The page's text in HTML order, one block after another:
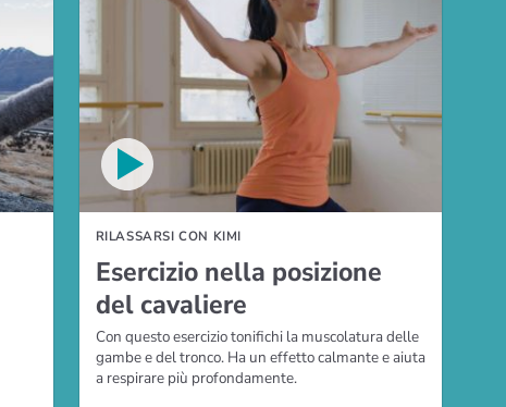
RILASSARSI CON KIMI
Esercizio nella posizione
del cavaliere
Con questo esercizio tonifichi la muscolatura delle
gambe e del tronco. Ha un effetto calmante e aiuta
a respirare più profondamente.